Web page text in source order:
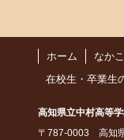
ホーム なか
在校生・卒業生
高知県立中村高等
〒787-0003 高知